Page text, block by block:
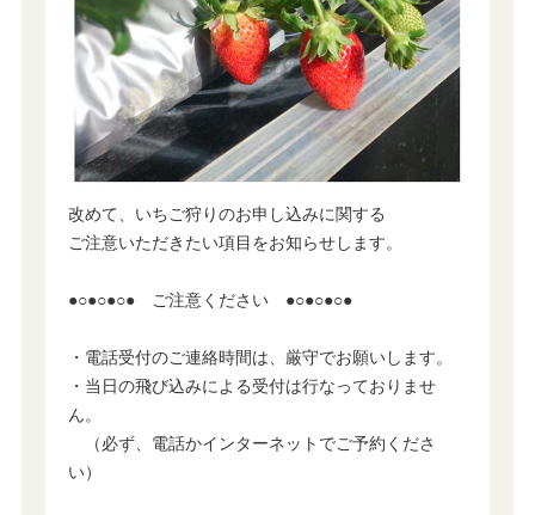
改めて、いちご狩りのお申し込みに関する
ご注意いただきたい項目をお知らせします。
●○●○●○● ご注意ください ●○●○●○●
・電話受付のご連絡時間は、厳守でお願いします。
・当日の飛び込みによる受付は行なっておりませ
ん。
（必ず、電話かインターネットでご予約くださ
い）